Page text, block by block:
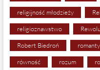
religijność młodzieży
religioznawstwo
Robert Biedroń
równość rozum